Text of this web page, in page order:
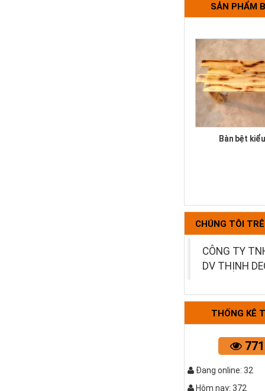
SẢN PHẨM
Bàn bệt
CHÚNG TÔI
CÔNG TY
DV THỊNH
THỐNG KÊ
Đang online: 32
Hôm nay: 372